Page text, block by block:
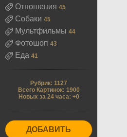
Отношения 45
Собаки 45
Мультфильмы 44
Фотошоп 43
Еда 41
Рубрик: 1127
Всего Картинок: 1900
Новых за 24 часа: +0
ДОБАВИТЬ